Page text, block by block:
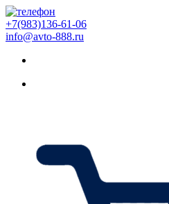
+7(983)136-61-06
info@avto-888.ru